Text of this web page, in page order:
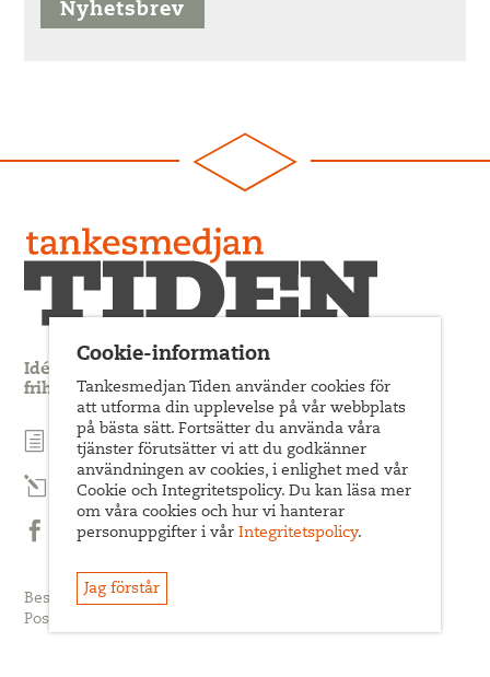
Nyhetsbrev
Idédebatt och analys som förnyar arbetarrörelsens
frihets- och jämlikhetssträvan
Prenumerera på nyhetsbrev
Prenumerera på Tiden Magasin
Följ oss på Facebook
Besöksadress: Sveavägen 68
Postadress: c/o ABF Box 522, 101 30 Stockholm
Cookie-information
Tankesmedjan Tiden använder cookies för
att utforma din upplevelse på vår webbplats
på bästa sätt. Fortsätter du använda våra
tjänster förutsätter vi att du godkänner
användningen av cookies, i enlighet med vår
Cookie och Integritetspolicy. Du kan läsa mer
om våra cookies och hur vi hanterar
personuppgifter i vår Integritetspolicy.
Jag förstår